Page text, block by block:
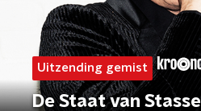
Uitzending gemist
De Staat van Stasse